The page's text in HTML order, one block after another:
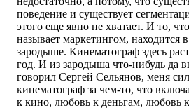
поведение и существует
этого еще явно не хватает. И то,
называет маркетингом, находится
зародыше. Кинематограф здесь
год. И из зародыша что-нибудь да
говорил Сергей Сельянов, меня
кинематограф за чем-то, что
к кино, любовь к деньгам, любовь